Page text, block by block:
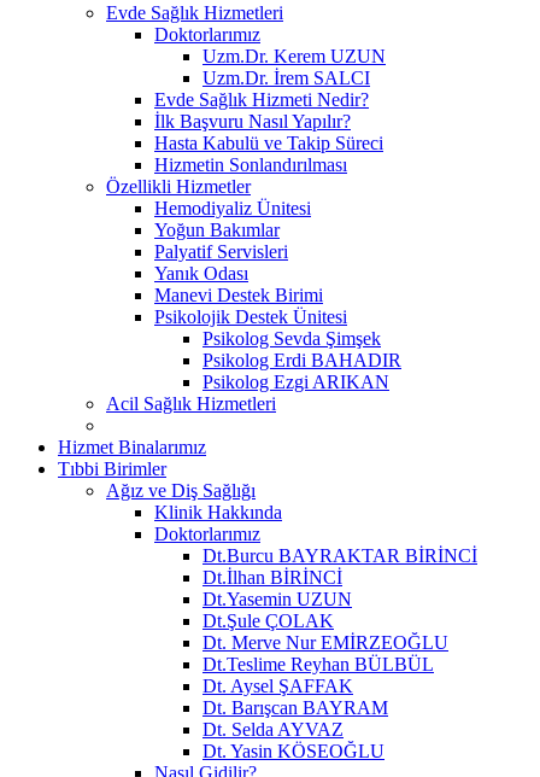
Evde Sağlık Hizmetleri
Doktorlarımız
Uzm.Dr. Kerem UZUN
Uzm.Dr. İrem SALCI
Evde Sağlık Hizmeti Nedir?
İlk Başvuru Nasıl Yapılır?
Hasta Kabulü ve Takip Süreci
Hizmetin Sonlandırılması
Özellikli Hizmetler
Hemodiyaliz Ünitesi
Yoğun Bakımlar
Palyatif Servisleri
Yanık Odası
Manevi Destek Birimi
Psikolojik Destek Ünitesi
Psikolog Sevda Şimşek
Psikolog Erdi BAHADIR
Psikolog Ezgi ARIKAN
Acil Sağlık Hizmetleri
Hizmet Binalarımız
Tıbbi Birimler
Ağız ve Diş Sağlığı
Klinik Hakkında
Doktorlarımız
Dt.Burcu BAYRAKTAR BİRİNCİ
Dt.İlhan BİRİNCİ
Dt.Yasemin UZUN
Dt.Şule ÇOLAK
Dt. Merve Nur EMİRZEOĞLU
Dt.Teslime Reyhan BÜLBÜL
Dt. Aysel ŞAFFAK
Dt. Barışcan BAYRAM
Dt. Selda AYVAZ
Dt. Yasin KÖSEOĞLU
Nasıl Gidilir?